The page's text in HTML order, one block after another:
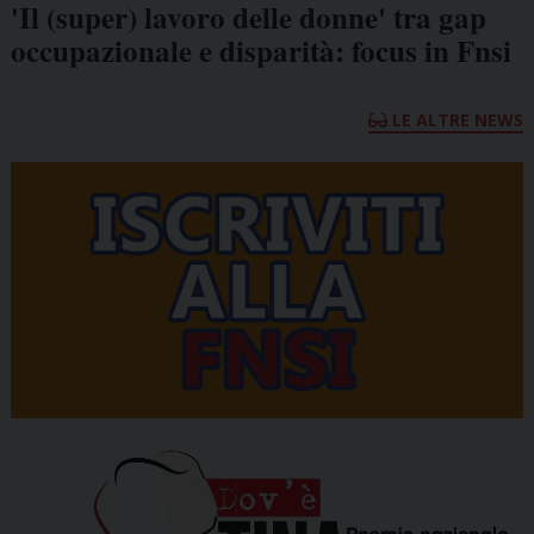
'Il (super) lavoro delle donne' tra gap
occupazionale e disparità: focus in Fnsi
LE ALTRE NEWS